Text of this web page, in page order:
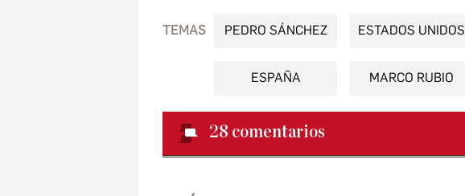
TEMAS PEDRO SÁNCHEZ ESTADOS UNIDOS
ESPAÑA MARCO RUBIO
28 comentarios